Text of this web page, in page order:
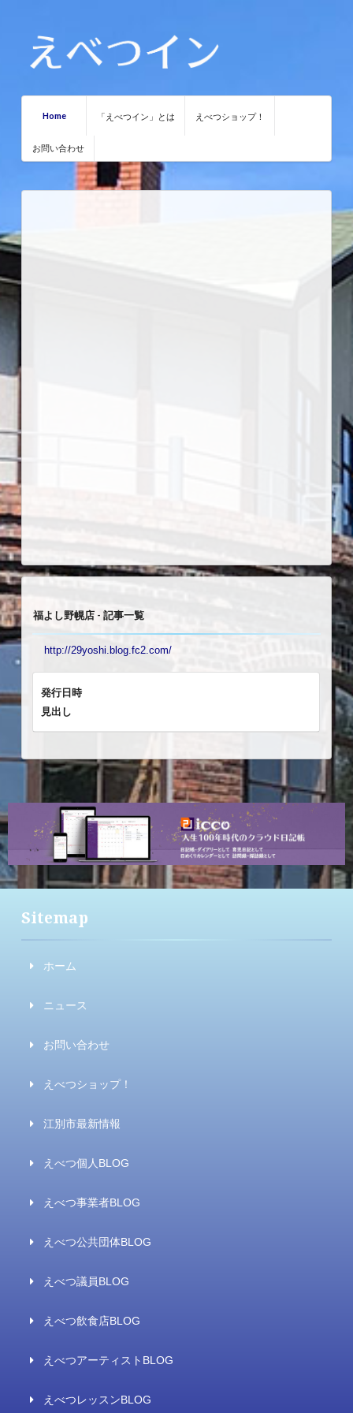
Home 「えべつイン」とは えべつショップ！
お問い合わせ
福よし野幌店 - 記事一覧
http://29yoshi.blog.fc2.com/
発行日時
見出し
Sitemap
ホーム
ニュース
お問い合わせ
えべつショップ！
江別市最新情報
えべつ個人BLOG
えべつ事業者BLOG
えべつ公共団体BLOG
えべつ議員BLOG
えべつ飲食店BLOG
えべつアーティストBLOG
えべつレッスンBLOG